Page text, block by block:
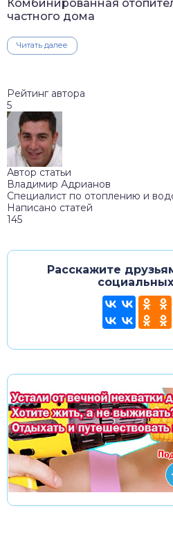
Комбинированная
частного дома
Читать далее
Рейтинг автора
5
Автор статьи
Владимир Адрианов
Специалист по отоплению и
Написано статей
145
Расскажите